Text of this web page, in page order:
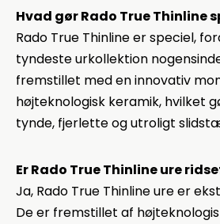
Hvad gør Rado True Thinline
Rado True Thinline er speciel,
tyndeste urkollektion
fremstillet med en innovativ
højteknologisk keramik, hvilket
tynde, fjerlette og utroligt
Er Rado True Thinline ure
Ja, Rado True Thinline ure er
De er fremstillet af